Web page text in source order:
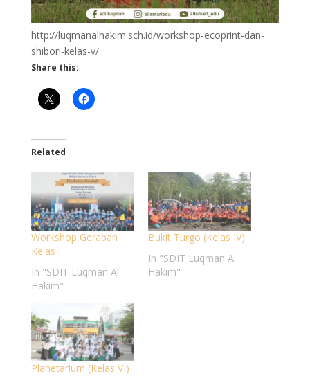
http://luqmanalhakim.sch.id/workshop-ecoprint-dan-
shibori-kelas-v/
Share this:
Related
Workshop Gerabah
Kelas I
In "SDIT Luqman Al
Hakim"
Bukit Turgo (Kelas IV)
In "SDIT Luqman Al
Hakim"
Planetarium (Kelas VI)